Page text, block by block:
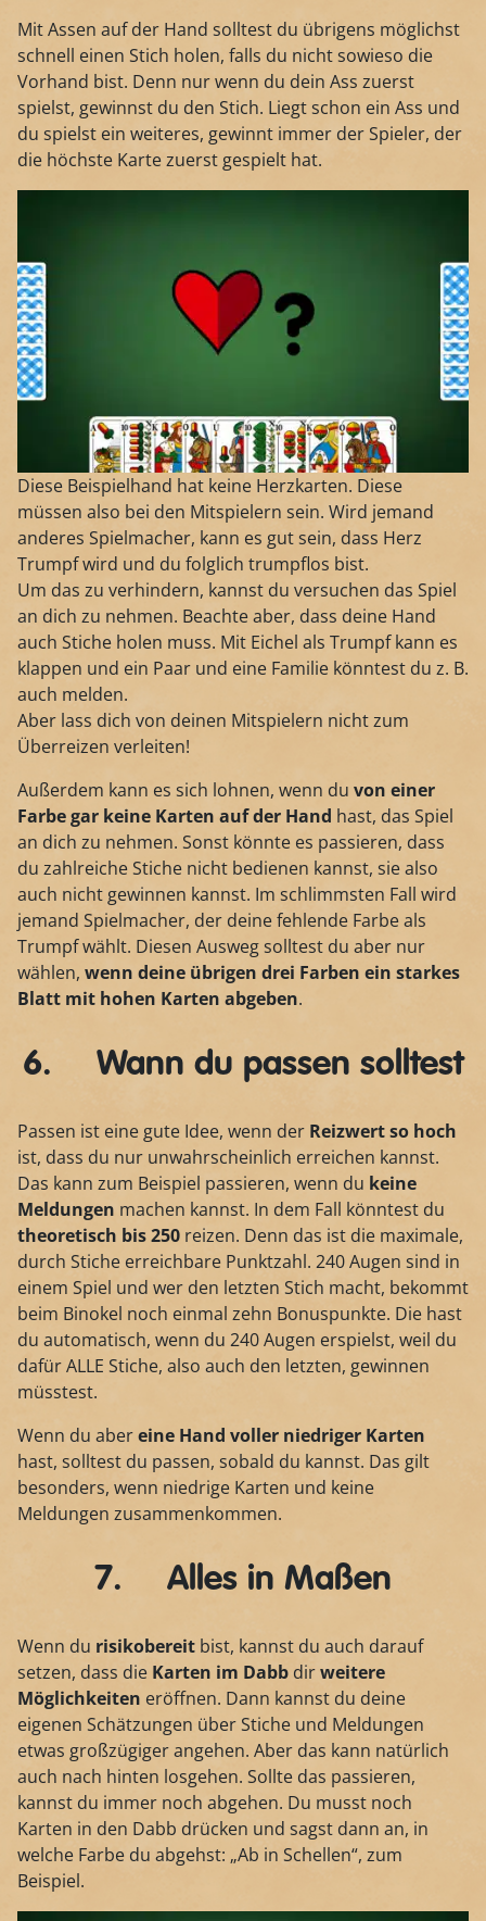
Mit Assen auf der Hand solltest du übrigens möglichst
schnell einen Stich holen, falls du nicht sowieso die
Vorhand bist. Denn nur wenn du dein Ass zuerst
spielst, gewinnst du den Stich. Liegt schon ein Ass und
du spielst ein weiteres, gewinnt immer der Spieler, der
die höchste Karte zuerst gespielt hat.
Diese Beispielhand hat keine Herzkarten. Diese
müssen also bei den Mitspielern sein. Wird jemand
anderes Spielmacher, kann es gut sein, dass Herz
Trumpf wird und du folglich trumpflos bist.
Um das zu verhindern, kannst du versuchen das Spiel
an dich zu nehmen. Beachte aber, dass deine Hand
auch Stiche holen muss. Mit Eichel als Trumpf kann es
klappen und ein Paar und eine Familie könntest du z. B.
auch melden.
Aber lass dich von deinen Mitspielern nicht zum
Überreizen verleiten!
Außerdem kann es sich lohnen, wenn du von einer
Farbe gar keine Karten auf der Hand hast, das Spiel
an dich zu nehmen. Sonst könnte es passieren, dass
du zahlreiche Stiche nicht bedienen kannst, sie also
auch nicht gewinnen kannst. Im schlimmsten Fall wird
jemand Spielmacher, der deine fehlende Farbe als
Trumpf wählt. Diesen Ausweg solltest du aber nur
wählen, wenn deine übrigen drei Farben ein starkes
Blatt mit hohen Karten abgeben.
6. Wann du passen solltest
Passen ist eine gute Idee, wenn der Reizwert so hoch
ist, dass du nur unwahrscheinlich erreichen kannst.
Das kann zum Beispiel passieren, wenn du keine
Meldungen machen kannst. In dem Fall könntest du
theoretisch bis 250 reizen. Denn das ist die maximale,
durch Stiche erreichbare Punktzahl. 240 Augen sind in
einem Spiel und wer den letzten Stich macht, bekommt
beim Binokel noch einmal zehn Bonuspunkte. Die hast
du automatisch, wenn du 240 Augen erspielst, weil du
dafür ALLE Stiche, also auch den letzten, gewinnen
müsstest.
Wenn du abereine Hand voller niedriger Karten
hast, solltest du passen, sobald du kannst. Das gilt
besonders, wenn niedrige Karten und keine
Meldungen zusammenkommen.
7. Alles in Maßen
Wenn du risikobereit bist, kannst du auch darauf
setzen, dass die Karten im Dabb dirweitere
Möglichkeiten eröffnen. Dann kannst du deine
eigenen Schätzungen über Stiche und Meldungen
etwas großzügiger angehen. Aber das kann natürlich
auch nach hinten losgehen. Sollte das passieren,
kannst du immer noch abgehen. Du musst noch
Karten in den Dabb drücken und sagst dann an, in
welche Farbe du abgehst: „Ab in Schellen“, zum
Beispiel.